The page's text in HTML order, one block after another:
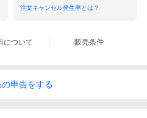
注文キャンセル発生率とは？
について 販売条件
の申告をする